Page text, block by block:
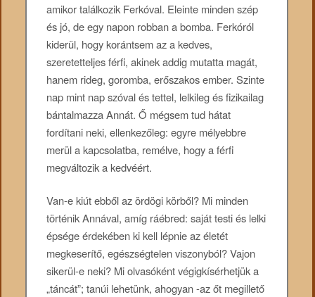
amikor találkozik Ferkóval. Eleinte minden szép
és jó, de egy napon robban a bomba. Ferkóról
kiderül, hogy korántsem az a kedves,
szeretetteljes férfi, akinek addig mutatta magát,
hanem rideg, goromba, erőszakos ember. Szinte
nap mint nap szóval és tettel, lelkileg és fizikailag
bántalmazza Annát. Ő mégsem tud hátat
fordítani neki, ellenkezőleg: egyre mélyebbre
merül a kapcsolatba, remélve, hogy a férfi
megváltozik a kedvéért.
Van-e kiút ebből az ördögi körből? Mi minden
történik Annával, amíg ráébred: saját testi és lelki
épsége érdekében ki kell lépnie az életét
megkeserítő, egészségtelen viszonyból? Vajon
sikerül-e neki? Mi olvasóként végigkísérhetjük a
„táncát”; tanúi lehetünk, ahogyan -az őt megillető